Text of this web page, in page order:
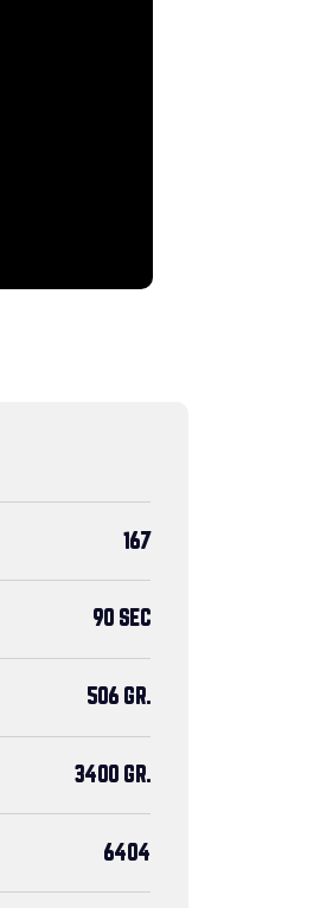
167
90 SEC
506 GR.
3400 GR.
6404